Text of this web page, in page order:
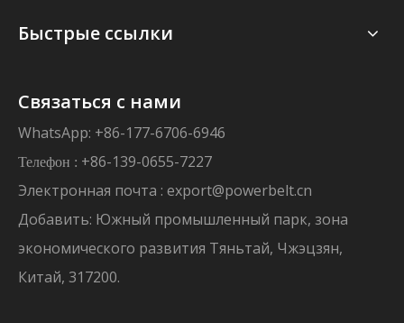
Быстрые ссылки
Связаться с нами
WhatsApp: +86-177-6706-6946
Телефон : +86-139-0655-7227
Электронная почта : export@powerbelt.cn
Добавить: Южный промышленный парк, зона
экономического развития Тяньтай, Чжэцзян,
Китай, 317200.